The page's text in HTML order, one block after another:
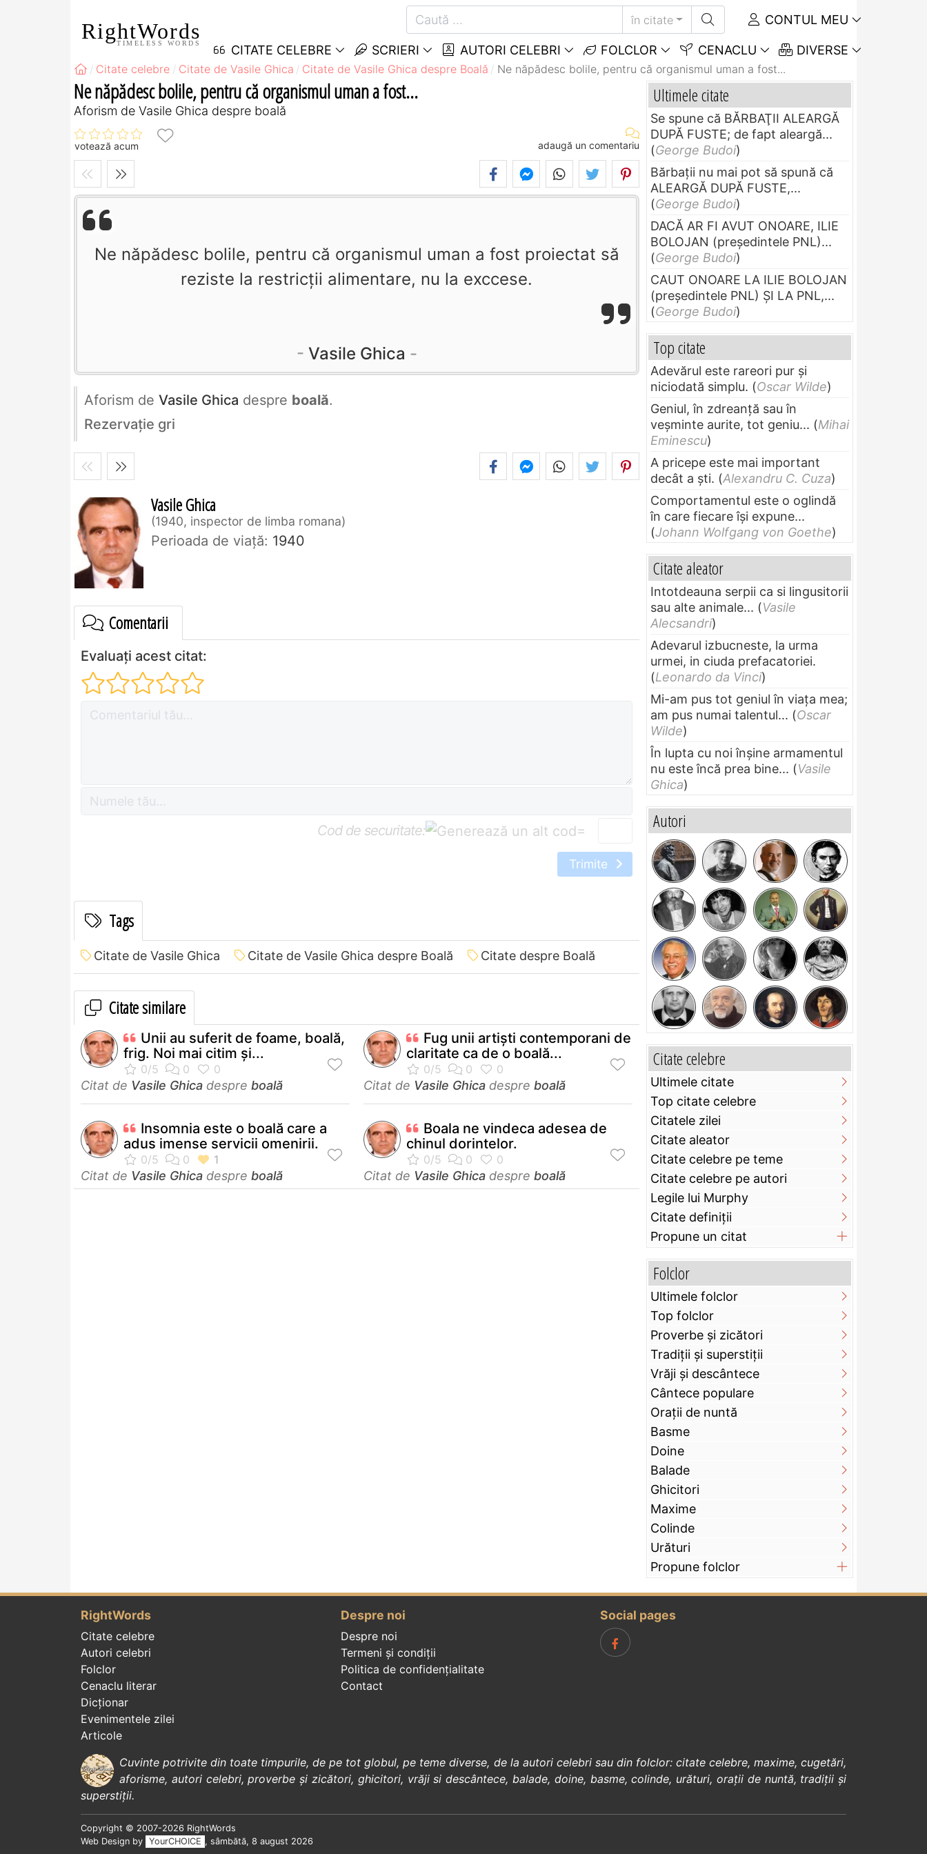
RightWords
TIMELESS WORDS
în citate CONTUL MEU
CITATE CELEBRE SCRIERI AUTORI CELEBRI FOLCLOR CENACLU DIVERSE
Citate celebre Citate de Vasile Ghica Citate de Vasile Ghica despre Boală Ne năpădesc bolile, pentru că organismul uman a fost...
Ne năpădesc bolile, pentru că organismul uman a fost...
Aforism de Vasile Ghica despre boală
votează acum adaugă un comentariu
Ne năpădesc bolile, pentru că organismul uman a fost proiectat să
reziste la restricţii alimentare, nu la exccese.
Vasile Ghica
Aforism de Vasile Ghica despre boală.
Rezervaţie gri
Vasile Ghica
1940, inspector de limba romana
Perioada de viaţă: 1940
Comentarii
Evaluați acest citat:
Cod de securitate: =
Trimite
Tags
Citate de Vasile Ghica Citate de Vasile Ghica despre Boală Citate despre Boală
Citate similare
Unii au suferit de foame, boală,
frig. Noi mai citim şi...
Citat de Vasile Ghica despre boală
Fug unii artişti contemporani de
claritate ca de o boală...
Citat de Vasile Ghica despre boală
Insomnia este o boală care a
adus imense servicii omenirii.
Citat de Vasile Ghica despre boală
Boala ne vindeca adesea de
chinul dorintelor.
Citat de Vasile Ghica despre boală
Ultimele citate
Se spune că BĂRBAŢII ALEARGĂ
DUPĂ FUSTE; de fapt aleargă...
(George Budoi)
Bărbaţii nu mai pot să spună că
ALEARGĂ DUPĂ FUSTE,...
(George Budoi)
DACĂ AR FI AVUT ONOARE, ILIE
BOLOJAN (preşedintele PNL)...
(George Budoi)
CAUT ONOARE LA ILIE BOLOJAN
(preşedintele PNL) ŞI LA PNL,...
(George Budoi)
Top citate
Adevărul este rareori pur și
niciodată simplu. (Oscar Wilde)
Geniul, în zdreanţă sau în
veşminte aurite, tot geniu... (Mihai
Eminescu)
A pricepe este mai important
decât a ști. (Alexandru C. Cuza)
Comportamentul este o oglindă
în care fiecare își expune...
(Johann Wolfgang von Goethe)
Citate aleator
Intotdeauna serpii ca si lingusitorii
sau alte animale... (Vasile
Alecsandri)
Adevarul izbucneste, la urma
urmei, in ciuda prefacatoriei.
(Leonardo da Vinci)
Mi-am pus tot geniul în viața mea;
am pus numai talentul... (Oscar
Wilde)
În lupta cu noi înșine armamentul
nu este încă prea bine... (Vasile
Ghica)
Autori
Citate celebre
Ultimele citate
Top citate celebre
Citatele zilei
Citate aleator
Citate celebre pe teme
Citate celebre pe autori
Legile lui Murphy
Citate definiţii
Propune un citat
Folclor
Ultimele folclor
Top folclor
Proverbe și zicători
Tradiții și superstiții
Vrăji și descântece
Cântece populare
Orații de nuntă
Basme
Doine
Balade
Ghicitori
Maxime
Colinde
Urături
Propune folclor
RightWords
Citate celebre
Autori celebri
Folclor
Cenaclu literar
Dicționar
Evenimentele zilei
Articole
Despre noi
Despre noi
Termeni și condiții
Politica de confidenţialitate
Contact
Social pages
Cuvinte potrivite din toate timpurile, de pe tot globul, pe teme diverse, de la autori celebrisau din folclor: citate celebre, maxime,cugetări,
aforisme, autori celebri,proverbe și zicători, ghicitori, vrăji si descântece, balade, doine, basme,colinde, urături, orații de nuntă, tradiții și
superstiții.
Copyright © 2007-2026 RightWords
Web Design by
YourCHOICE , sâmbătă, 8 august 2026